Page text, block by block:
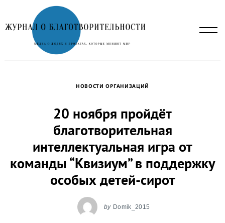
to
content
НОВОСТИ ОРГАНИЗАЦИЙ
20 ноября пройдёт
благотворительная
интеллектуальная игра от
команды “Квизиум” в поддержку
особых детей-сирот
by Domik_2015